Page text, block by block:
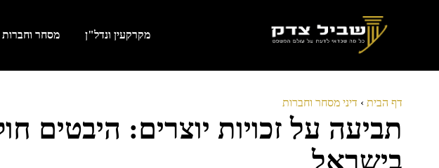
מקרקעין ונדל"ן מסחר וחברות
דף הבית › דיני מסחר וחברות
תביעה על זכויות יוצרים: היבטים
בישראל